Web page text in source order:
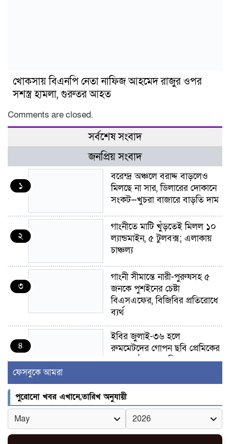
খোকসায় বিএনপি নেতা নাফিজ আহমেদ রাজুর ওপর
সশস্ত্র হামলা, গুরুতর আহত
Comments are closed.
সর্বশেষ সংবাদ
জনপ্রিয় সংবাদ
১
বরেন্দ্র অঞ্চলে বরাদ্দ বাড়লেও
মিলছে না সার, ডিলারের দোকানে
সংকট—খুচরা বাজারে বাড়তি দাম
২
গাংনীতে মাটি খুঁড়তেই মিলল ১০
ল্যান্ডমাইন, ৫ টুলবক্স; এলাকায়
চাঞ্চল্য
৩
গাংনী সীমান্তে নারী-পুরুষসহ ৫
জনকে পুশইনের চেষ্টা
বিএসএফের, বিজিবির প্রতিরোধে
ব্যর্থ
৪
ইবির জুলাই-৩৬ হলে
রুমমেটদের গোপন ছবি প্রেমিকের
কাছে পাঠানোর অভিযোগ, ক্ষোভ
৫
র‍্যাব বিলুপ্ত হয়ে এসআরবি,
থাকছে নাগরিক অভিযোগের নতুন
ব্যবস্থা
ফেসবুকে আমরা
পুরোনো খবর এখানে,তারিখ অনুযায়ী